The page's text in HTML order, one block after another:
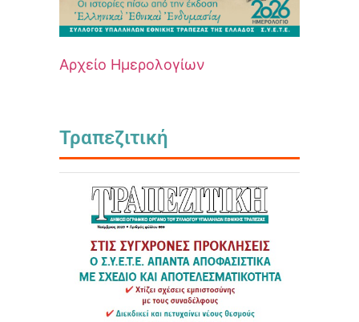
Αρχείο Ημερολογίων
Τραπεζιτική